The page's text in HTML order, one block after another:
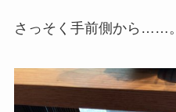
さっそく手前側から……。